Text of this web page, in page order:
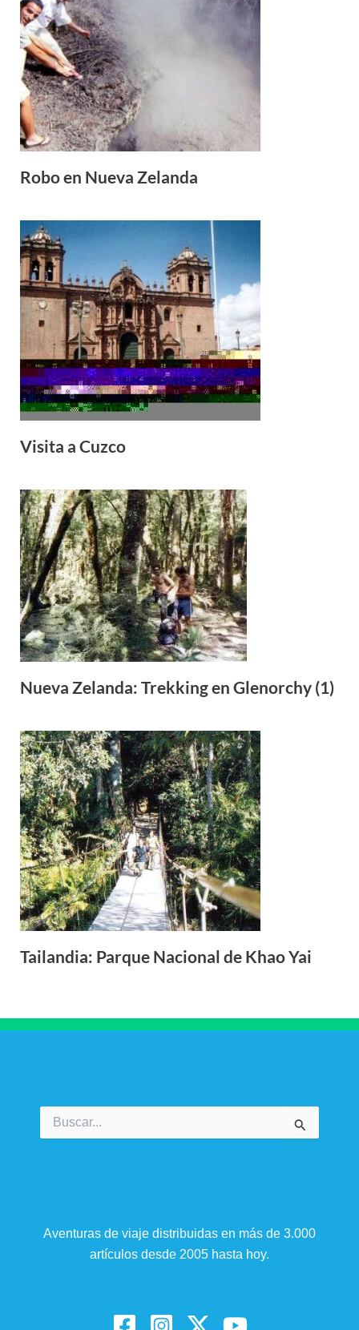
Robo en Nueva Zelanda
Visita a Cuzco
Nueva Zelanda: Trekking en Glenorchy (1)
Tailandia: Parque Nacional de Khao Yai
Buscar
por:
Aventuras de viaje distribuidas en más de 3.000
artículos desde 2005 hasta hoy.